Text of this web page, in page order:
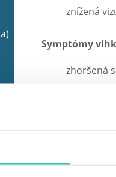
znížená
Symptómy
zhoršená
Ďalšie prejavy
tmavé